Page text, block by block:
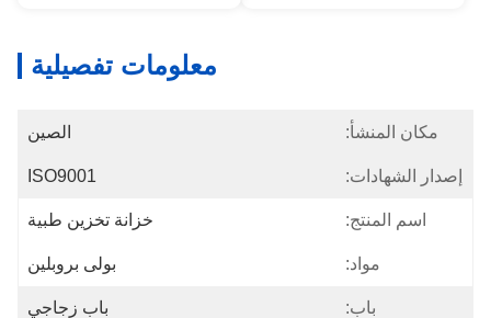
معلومات تفصيلية
مكان المنشأ: الصين
إصدار الشهادات: ISO9001
اسم المنتج: خزانة تخزين طبية
مواد: بولى بروبلين
باب: باب زجاجي